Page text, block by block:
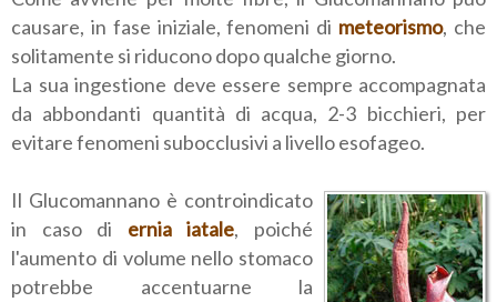
causare, in fase iniziale, fenomeni di meteorismo, che
solitamente si riducono dopo qualche giorno.
La sua ingestione deve essere sempre accompagnata
da abbondanti quantità di acqua, 2-3 bicchieri, per
evitare fenomeni subocclusivi a livello esofageo.
Il Glucomannano è controindicato
in caso di ernia iatale, poiché
l'aumento di volume nello stomaco
potrebbe accentuarne la